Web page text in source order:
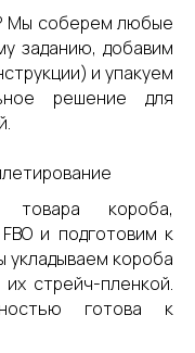
Мы соберем любые
заданию, добавим
и упакуем
решение для
короба,
и подготовим к
укладываем короба
стрейч-пленкой.
готова к